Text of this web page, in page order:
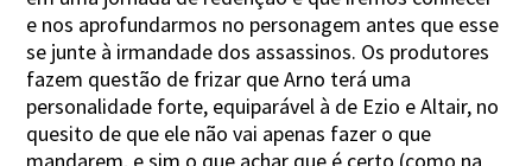
e nos aprofundarmos no personagem antes que esse
se junte à irmandade dos assassinos. Os produtores
fazem questão de frizar que Arno terá uma
personalidade forte, equiparável à de Ezio e Altair, no
quesito de que ele não vai apenas fazer o que